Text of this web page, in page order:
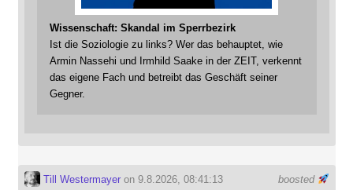
Wissenschaft: Skandal im Sperrbezirk
Ist die Soziologie zu links? Wer das behauptet, wie
Armin Nassehi und Irmhild Saake in der ZEIT, verkennt
das eigene Fach und betreibt das Geschäft seiner
Gegner.
boosted
Till Westermayeron 9.8.2026, 08:41:13